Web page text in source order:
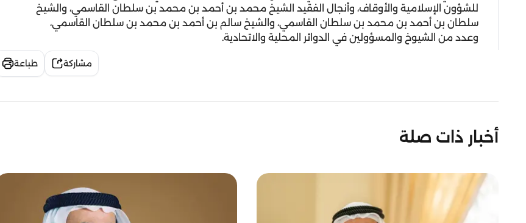
للشؤون الإسلامية والأوقاف، وأنجال الفقيد الشيخ محمد بن أحمد بن محمد بن سلطان القاسمي، والشيخ
سلطان بن أحمد بن محمد بن سلطان القاسمي، والشيخ سالم بن أحمد بن محمد بن سلطان القاسمي،
وعدد من الشيوخ والمسؤولين في الدوائر المحلية والاتحادية.
مشاركة طباعة
أخبار ذات صلة